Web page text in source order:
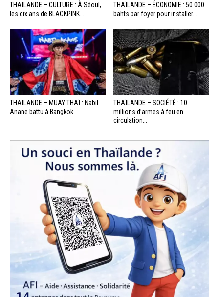
THAÏLANDE – CULTURE : À Séoul,
les dix ans de BLACKPINK...
THAÏLANDE – ÉCONOMIE : 50 000
bahts par foyer pour installer...
THAÏLANDE – MUAY THAÏ : Nabil
Anane battu à Bangkok
THAÏLANDE – SOCIÉTÉ : 10
millions d’armes à feu en
circulation...